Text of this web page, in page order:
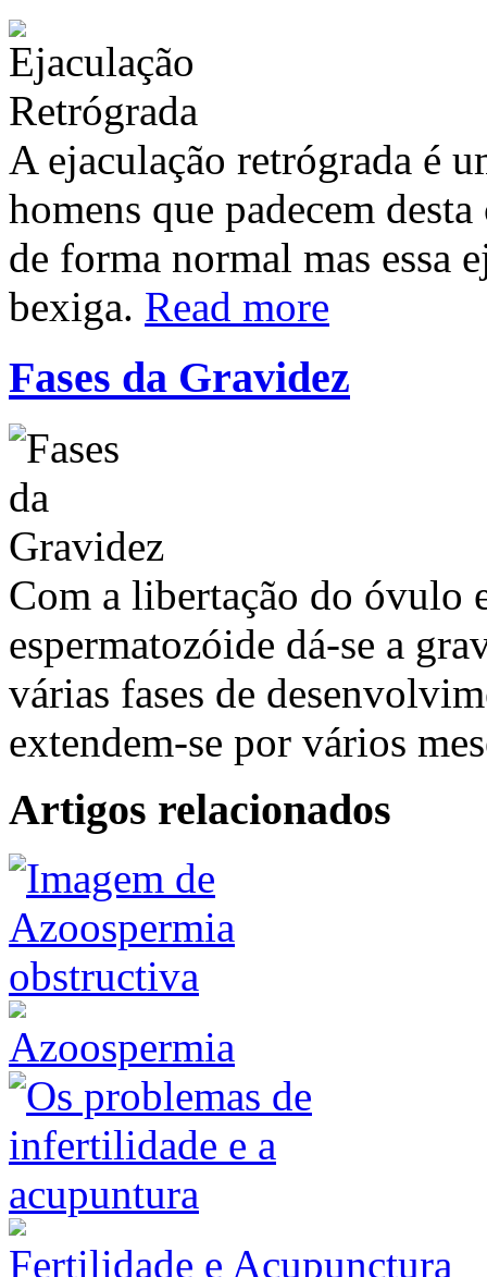
A ejaculação retrógrada é
homens que padecem
de forma normal mas essa
bexiga. Read more
Fases da Gravidez
Com a libertação do óvulo
espermatozóide dá-se a
várias fases de
extendem-se por vários
Artigos relacionados
Azoospermia
Fertilidade e Acupunctura